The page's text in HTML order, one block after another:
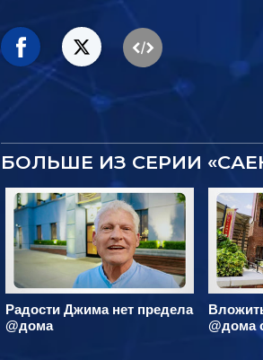
БОЛЬШЕ ИЗ СЕРИИ
Радости Джима нет предела
@дома
@дома